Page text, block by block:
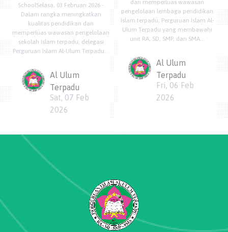
SchoolSelasa, 03 Februari 2026 -
Dalam rangka meningkatkan
kualitas pendidikan dan
memperluas wawasan pengelolaan
sekolah Islam terpadu, delegasi
Perguruan Islam Al-Ulum Terpadu...
Al Ulum
Terpadu
Sat, 07 Feb
2026
dan memperluas wawasan
pengelolaan lembaga pendidikan
Islam terpadu, Perguruan Islam Al-
Ulum Terpadu yang membawahi
unit RA, SD, SMP, dan SMA...
Al Ulum
Terpadu
Fri, 06 Feb
2026